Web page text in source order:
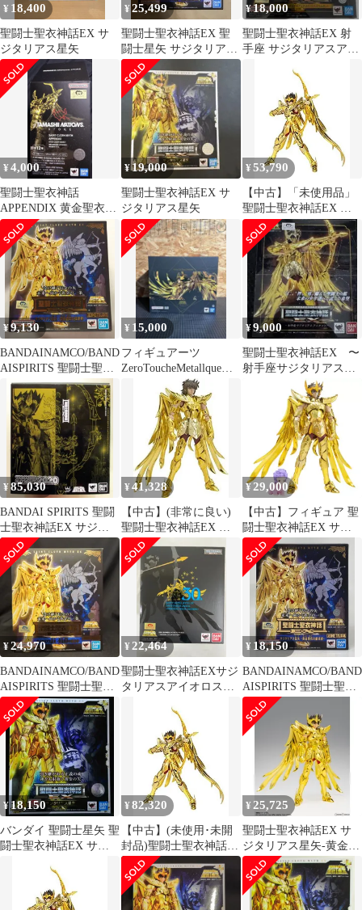
¥ 18,400
聖闘士聖衣神話EX サ
ジタリアス星矢
¥25,499
聖闘士聖衣神話EX 聖
闘士星矢 サジタリアス
星矢-黄金聖衣の継承
者-
¥18,000
聖闘士聖衣神話EX 射
手座 サジタリアスアイ
¥4,000
聖闘士聖衣神話
APPENDIX 黄金聖衣オ
ブジェ サジタリアス 射
手座
¥19,000
聖闘士聖衣神話EX サ
ジタリアス星矢
¥53,790
【中古】「未使用品」
聖闘士聖衣神話EX 聖
闘士星矢 サジタリアス
星矢 約170mm
ABS&PVC&ダイキャス
ト製 塗装済み可動フィ
ギュア
¥9,130
BANDAINAMCO/BAND
AISPIRITS 聖闘士聖衣
神話EX 車田正美 サジ
タリアス星矢 -黄金聖
衣の継承者-
¥ 15,000
フィギュアーツ
ZeroToucheMetallque聖
闘士星矢 サジタリアス
¥9,000
聖闘士聖衣神話EX 〜
射手座サジタリアス
アイオロス〜 おまけ
台座付き
¥85,030
BANDAI SPIRITS 聖闘
士聖衣神話EX サジタ
リアス星矢
GOLD24/TAMASHII
NATION 2020開催記念
商品
¥41,328
【中古】(非常に良い)
聖闘士聖衣神話EX サ
ジタリアスアイオロス
¥29,000
【中古】フィギュア 聖
闘士聖衣神話EX サジ
タリアスアイオロス＜
リバイバル版＞ 「聖闘
士星矢」
¥24,970
BANDAINAMCO/BAND
AISPIRITS 聖闘士聖衣
神話EX 車田正美 サジ
タリアス星矢 -黄金聖
衣の継承者-
¥ 22,464
聖闘士聖衣神話EXサジ
タリアスアイオロス
¥ 18,150
BANDAINAMCO/BAND
AISPIRITS 聖闘士聖衣
神話EX 車田正美 サジ
タリアス星矢 -黄金聖
衣の継承者-
¥18,150
バンダイ 聖闘士星矢 聖
闘士聖衣神話EX サジ
¥82,320
【中古】(未使用･未開
封品)聖闘士聖衣神話
EX 聖闘士星矢 サジタ
リアス星矢 約170mm
ABS&PVC&ダイキャス
ト製 塗装済み可動フィ
¥ 25,725
聖闘士聖衣神話EX サ
ジタリアス星矢-黄金聖
衣の継承者- 聖闘士星
矢 完成品 可動フィギュ
ア バンダイスピリッツ